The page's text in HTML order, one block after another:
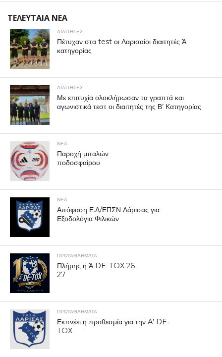
ΤΕΛΕΥΤΑΙΑ ΝΕΑ
ΔΙΑΙΤΗΤΕΣ
Πέτυχαν στα test οι Λαρισαίοι διαιτητές Ά
κατηγορίας
ΔΙΑΙΤΗΤΕΣ
Με επιτυχία ολοκλήρωσαν τα γραπτά και
αγωνιστικά τεστ οι διαιτητές της Β’ Κατηγορίας
ΝΕΑ
Παροχή μπαλών
ποδοσφαίρου
ΝΕΑ
Απόφαση Ε.Δ/ΕΠΣΝ Λάρισας για
Εξοδολόγια Φιλικών
ΠΡΩΤΑΘΛΉΜΑΤΑ
Πλήρης η Ά DE-TOX 26-
27
ΠΡΩΤΑΘΛΉΜΑΤΑ
Εκπνέει η προθεσμία για την A’ DE-
TOX